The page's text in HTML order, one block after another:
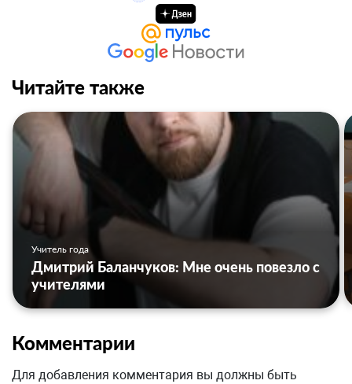
Читайте также
Учитель года
Дмитрий Баланчуков: Мне очень повезло с
учителями
Комментарии
Для добавления комментария вы должны быть